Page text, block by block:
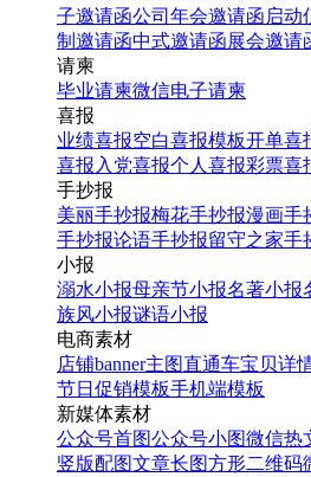
子邀请函公司年会邀请函 启动
制邀请函中式邀请函展会邀请
请柬
毕业请柬微信电子请柬
喜报
业绩喜报空白喜报模板开单喜
喜报 入党喜报个人喜报彩票喜
手抄报
美丽手抄报梅花手抄报漫画手
手抄报论语手抄报留守之家手
小报
溺水小报母亲节小报名著小报
族风小报谜语小报
电商素材
店铺banner主图直通车宝贝详
节日促销模板手机端模板
新媒体素材
公众号首图公众号小图微信热
竖版配图文章长图方形二维码